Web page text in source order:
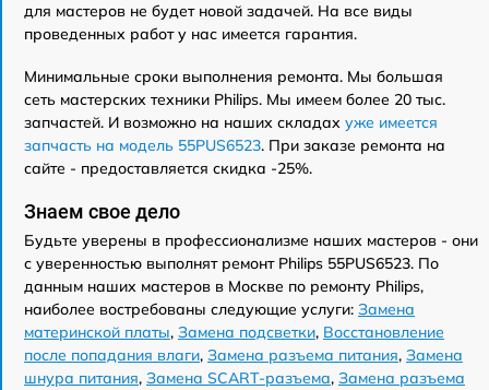
для мастеров не будет новой задачей. На все виды
проведенных работ у нас имеется гарантия.
Минимальные сроки выполнения ремонта. Мы большая
сеть мастерских техники Philips. Мы имеем более 20 тыс.
запчастей. И возможно на наших складах уже имеется
запчасть на модель 55PUS6523. При заказе ремонта на
сайте - предоставляется скидка -25%.
Знаем свое дело
Будьте уверены в профессионализме наших мастеров - они
с уверенностью выполнят ремонт Philips 55PUS6523. По
данным наших мастеров в Москве по ремонту Philips,
наиболее востребованы следующие услуги: Замена
материнской платы, Замена подсветки, Восстановление
после попадания влаги, Замена разъема питания, Замена
шнура питания, Замена SCART-разъема, Замена разъема